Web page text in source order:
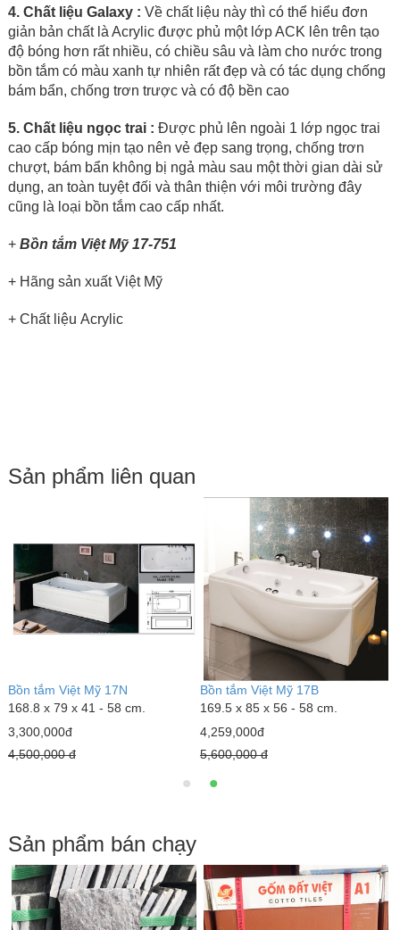
4. Chất liệu Galaxy : Về chất liệu này thì có thể hiểu đơn
giản bản chất là Acrylic được phủ một lớp ACK lên trên tạo
độ bóng hơn rất nhiều, có chiều sâu và làm cho nước trong
bồn tắm có màu xanh tự nhiên rất đẹp và có tác dụng chống
bám bẩn, chống trơn trược và có độ bền cao
5. Chất liệu ngọc trai : Được phủ lên ngoài 1 lớp ngọc trai
cao cấp bóng mịn tạo nên vẻ đẹp sang trọng, chống trơn
chượt, bám bẩn không bị ngả màu sau một thời gian dài sử
dụng, an toàn tuyệt đối và thân thiện với môi trường đây
cũng là loại bồn tắm cao cấp nhất.
+ Bồn tắm Việt Mỹ 17-751
+ Hãng sản xuất Việt Mỹ
+ Chất liệu Acrylic
Sản phẩm liên quan
Bồn tắm Việt Mỹ 17N
168.8 x 79 x 41 - 58 cm.
3,300,000đ
4,500,000 đ
Bồn tắm Việt Mỹ 17B
169.5 x 85 x 56 - 58 cm.
4,259,000đ
5,600,000 đ
Sản phẩm bán chạy